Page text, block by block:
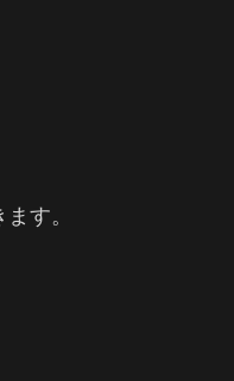
す。